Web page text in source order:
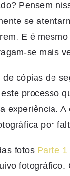
Pensem
se
E é
se mais
cópias de
processo
experiência.
por
fotos Parte 1
fotográfico.